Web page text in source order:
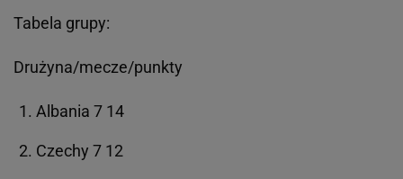
Tabela grupy:
Drużyna/mecze/punkty
Albania 7 14
Czechy 7 12